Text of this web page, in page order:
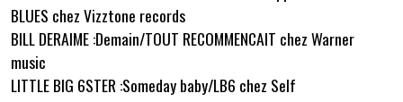
BLUES chez Vizztone records
BILL DERAIME :Demain/TOUT RECOMMENCAIT chez Warner
music
LITTLE BIG 6STER :Someday baby/LB6 chez Self